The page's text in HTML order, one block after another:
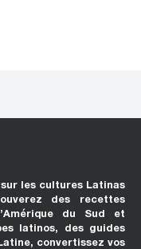
les cultures Latinas
des recettes
du Sud et
latinos, des guides
convertissez vos